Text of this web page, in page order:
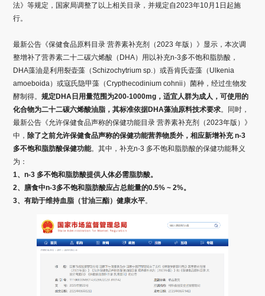
法》等规定，国家局调整了以上相关目录，并规定自2023年10月1日起施
行。
最新公告《保健食品原料目录 营养素补充剂（2023 年版）》显示，本次调
整增补了营养素二十二碳六烯酸（DHA）用以补充n-3多不饱和脂肪酸，
DHA藻油是利用裂壶藻（Schizochytrium sp.）或吾肯氏壶藻（Ulkenia
amoeboida）或寇氏隐甲藻（Crypthecodinium cohnii）菌种，经过生物发
酵制得。规定DHA日用量范围为200-1000mg，适宜人群为成人，可使用的
化合物为二十二碳六烯酸油脂，其标准依据DHA藻油原料技术要求。同时，
最新公告《允许保健食品声称的保健功能目录 营养素补充剂（2023年版）》
中， 除了之前允许保健食品声称的保健功能营养物质外，相应新增补充 n-3
多不饱和脂肪酸保健功能。其中，补充n-3 多不饱和脂肪酸的保健功能释义
为：
1、n-3 多不饱和脂肪酸提供人体必需脂肪酸。
2、膳食中n-3多不饱和脂肪酸应占总能量的0.5% ~ 2%。
3、有助于维持血脂（甘油三酯）健康水平。